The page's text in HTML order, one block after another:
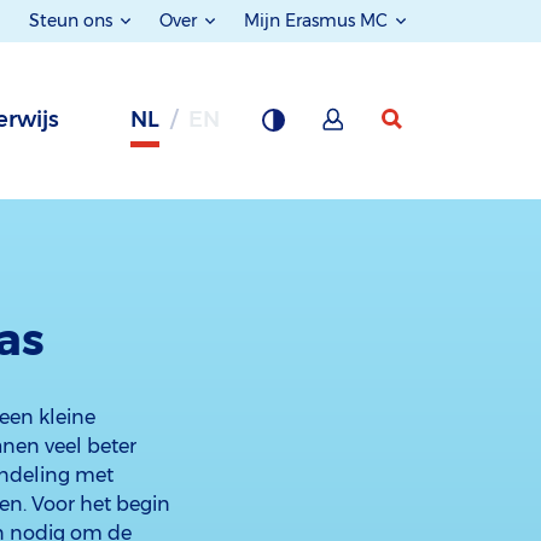
Steun ons Over Mijn Erasmus MC
NL
kleine
veel beter
met
Voor het begin
nodig om de